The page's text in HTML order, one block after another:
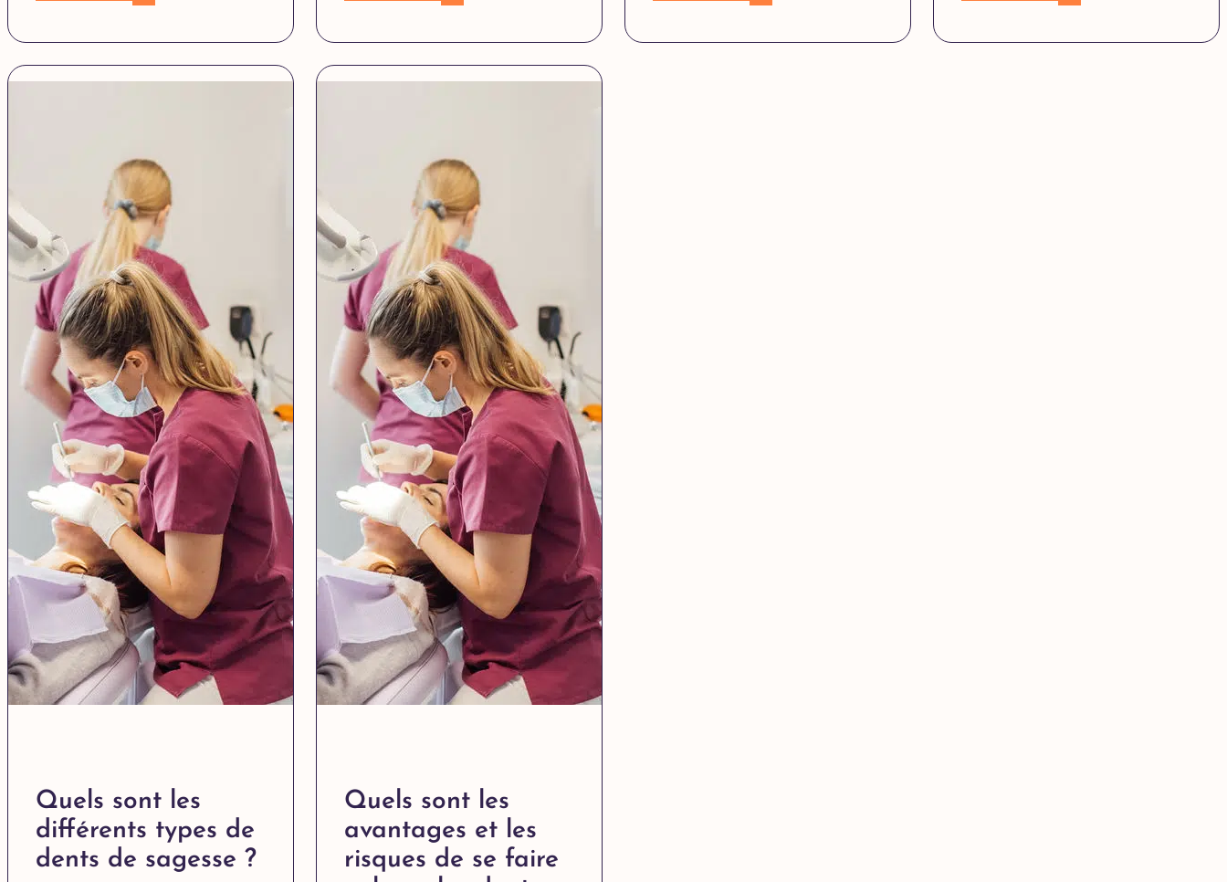
Quels sont les
différents types de
dents de sagesse ?
Quels sont les
avantages et les
risques de se faire